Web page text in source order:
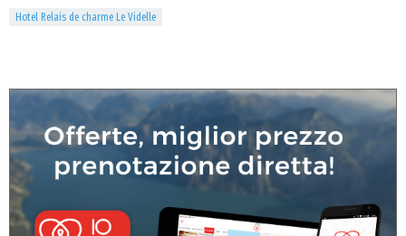
Hotel Relais de charme Le Videlle